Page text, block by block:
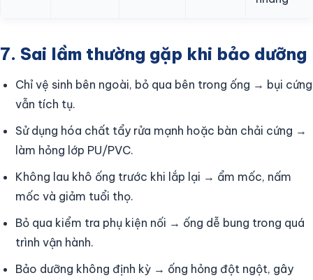
7. Sai lầm thường gặp khi bảo dưỡng
Chỉ vệ sinh bên ngoài, bỏ qua bên trong ống → bụi cứng
vẫn tích tụ.
Sử dụng hóa chất tẩy rửa mạnh hoặc bàn chải cứng →
làm hỏng lớp PU/PVC.
Không lau khô ống trước khi lắp lại → ẩm mốc, nấm
mốc và giảm tuổi thọ.
Bỏ qua kiểm tra phụ kiện nối → ống dễ bung trong quá
trình vận hành.
Bảo dưỡng không định kỳ → ống hỏng đột ngột, gây